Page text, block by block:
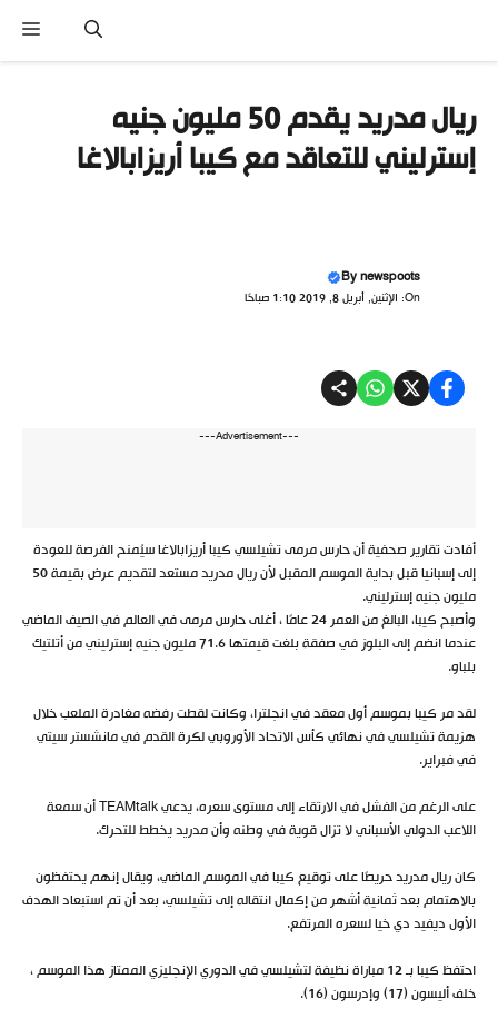
المحتوى
ريال مدريد يقدم 50 مليون جنيه
إسترليني للتعاقد مع كيبا أريزابالاغا
Bynewspoots
On: الإثنين, أبريل 8, 2019 1:10 صباحًا
---Advertisement---
أفادت تقارير صحفية أن حارس مرمى تشيلسي كيبا أريزابالاغا سيُمنح الفرصة للعودة
إلى إسبانيا قبل بداية الموسم المقبل لأن ريال مدريد مستعد لتقديم عرض بقيمة 50
مليون جنيه إسترليني.
وأصبح كيبا، البالغ من العمر 24 عامًا ، أغلى حارس مرمى في العالم في الصيف الماضي
عندما انضم إلى البلوز في صفقة بلغت قيمتها 71.6 مليون جنيه إسترليني من أتلتيك
بلباو.
لقد مر كيبا بموسم أول معقد في انجلترا، وكانت لقطت رفضه مغادرة الملعب خلال
هزيمة تشيلسي في نهائي كأس الاتحاد الأوروبي لكرة القدم في مانشستر سيتي
في فبراير.
على الرغم من الفشل في الارتقاء إلى مستوى سعره، يدعي TEAMtalk أن سمعة
اللاعب الدولي الأسباني لا تزال قوية في وطنه وأن مدريد يخطط للتحرك.
كان ريال مدريد حريصًا على توقيع كيبا في الموسم الماضي، ويقال إنهم يحتفظون
بالاهتمام بعد ثمانية أشهر من إكمال انتقاله إلى تشيلسي، بعد أن تم استبعاد الهدف
الأول ديفيد دي خيا لسعره المرتفع.
احتفظ كيبا بـ 12 مباراة نظيفة لتشيلسي في الدوري الإنجليزي الممتاز هذا الموسم ،
خلف أليسون (17) وإدرسون (16).